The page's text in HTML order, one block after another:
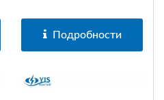
Подробности